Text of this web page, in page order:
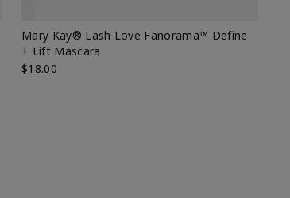
Mary Kay® Lash Love Fanorama™ Define
+ Lift Mascara
$18.00